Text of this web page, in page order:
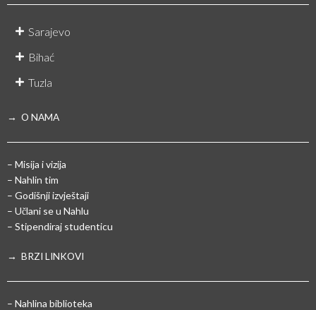
Sarajevo
Bihać
Tuzla
→ O NAMA
– Misija i vizija
– Nahlin tim
– Godišnji izvještaji
– Učlani se u Nahlu
– Stipendiraj studenticu
→ BRZI LINKOVI
– Nahlina biblioteka